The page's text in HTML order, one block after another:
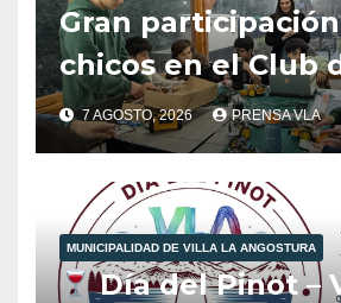
Gran
chicos en el Club
Robótica de
Angostura.
7 AGOSTO, 2026 PRENSA VLA
MUNICIPALIDAD DE VILLA LA ANGOSTURA
Día del Pinot –